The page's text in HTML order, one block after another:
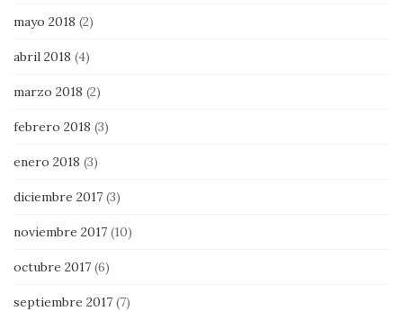
mayo 2018 (2)
abril 2018 (4)
marzo 2018 (2)
febrero 2018 (3)
enero 2018 (3)
diciembre 2017 (3)
noviembre 2017 (10)
octubre 2017 (6)
septiembre 2017 (7)